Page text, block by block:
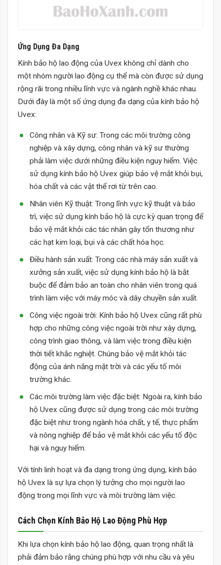
Ứng Dụng Đa Dạng
Kính bảo hộ lao động của Uvex không chỉ dành cho
một nhóm người lao động cụ thể mà còn được sử dụng
rộng rãi trong nhiều lĩnh vực và ngành nghề khác nhau.
Dưới đây là một số ứng dụng đa dạng của kính bảo hộ
Uvex:
Công nhân và Kỹ sư: Trong các môi trường công
nghiệp và xây dựng, công nhân và kỹ sư thường
phải làm việc dưới những điều kiện nguy hiểm. Việc
sử dụng kính bảo hộ Uvex giúp bảo vệ mắt khỏi bụi,
hóa chất và các vật thể rơi từ trên cao.
Nhân viên Kỹ thuật: Trong lĩnh vực kỹ thuật và bảo
trì, việc sử dụng kính bảo hộ là cực kỳ quan trọng để
bảo vệ mắt khỏi các tác nhân gây tổn thương như
các hạt kim loại, bụi và các chất hóa học.
Điều hành sản xuất: Trong các nhà máy sản xuất và
xưởng sản xuất, việc sử dụng kính bảo hộ là bắt
buộc để đảm bảo an toàn cho nhân viên trong quá
trình làm việc với máy móc và dây chuyền sản xuất.
Công việc ngoài trời: Kính bảo hộ Uvex cũng rất phù
hợp cho những công việc ngoài trời như xây dựng,
công trình giao thông, và làm việc trong điều kiện
thời tiết khắc nghiệt. Chúng bảo vệ mắt khỏi tác
động của ánh nắng mặt trời và các yếu tố môi
trường khác.
Các môi trường làm việc đặc biệt: Ngoài ra, kính bảo
hộ Uvex cũng được sử dụng trong các môi trường
đặc biệt như trong ngành hóa chất, y tế, thực phẩm
và nông nghiệp để bảo vệ mắt khỏi các yếu tố độc
hại và nguy hiểm.
Với tính linh hoạt và đa dạng trong ứng dụng, kính bảo
hộ Uvex là sự lựa chọn lý tưởng cho mọi người lao
động trong mọi lĩnh vực và môi trường làm việc.
Cách Chọn Kính Bảo Hộ Lao Động Phù Hợp
Khi lựa chọn kính bảo hộ lao động, quan trọng nhất là
phải đảm bảo rằng chúng phù hợp với nhu cầu và yêu